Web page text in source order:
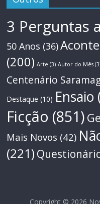
3 Perguntas
50 Anos (36)
(200) Arte (3) Autor do Mês
Centenário
Destaque (10) Ensaio
Ficção (851)
Mais Novos (42)
(221)
Copyright © 2026